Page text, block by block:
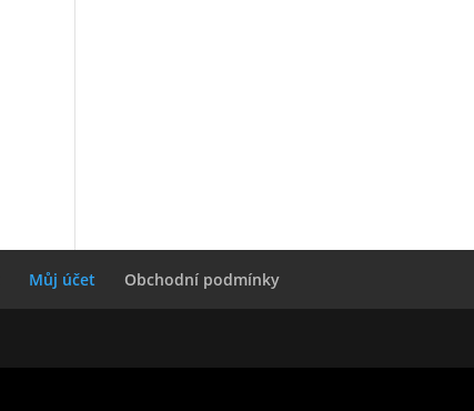
Můj účet Obchodní podmínky